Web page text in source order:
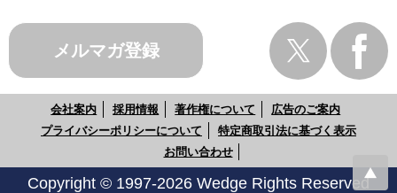
メルマガ登録
会社案内 採用情報 著作権について
広告のご案内
プライバシーポリシーについて
特定商取引法に基づく表示
お問い合わせ
Copyright © 1997-2026 Wedge Rights Reserved